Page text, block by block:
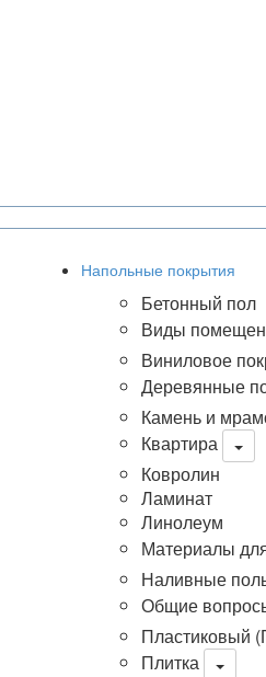
Напольные покрытия
Бетонный пол
Виды
Виниловое
Деревянные
Камень и
Квартира
Ковролин
Ламинат
Линолеум
Материалы
Наливные
Общие
Пластиковый
Плитка